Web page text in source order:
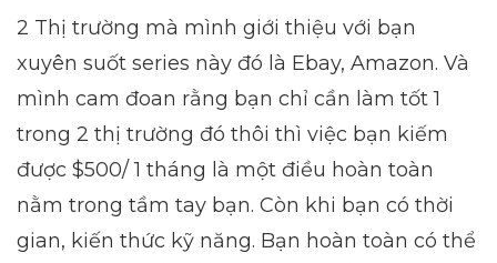
2 Thị trường mà mình giới thiệu với bạn
xuyên suốt series này đó là Ebay, Amazon. Và
mình cam đoan rằng bạn chỉ cần làm tốt 1
trong 2 thị trường đó thôi thì việc bạn kiếm
được $500/ 1 tháng là một điều hoàn toàn
nằm trong tầm tay bạn. Còn khi bạn có thời
gian, kiến thức kỹ năng. Bạn hoàn toàn có thể